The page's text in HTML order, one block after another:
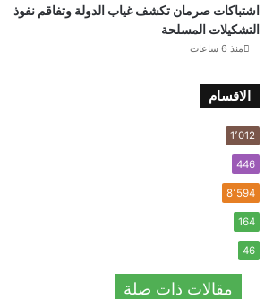
اشتباكات صرمان تكشف غياب الدولة وتفاقم نفوذ
التشكيلات المسلحة
منذ 6 ساعات
الاقسام
1٬012
446
8٬594
164
46
مقالات ذات صلة